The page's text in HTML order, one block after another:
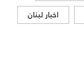
اخبار لبنان